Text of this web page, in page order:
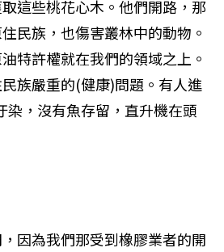
這些桃花心木。他們開路，那
民族，也傷害叢林中的動物。
特許權就在我們的領域之上。
族嚴重的(健康)問題。有人進
，沒有魚存留，直升機在頭
因為我們那受到橡膠業者的開